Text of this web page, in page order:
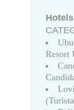
Resort